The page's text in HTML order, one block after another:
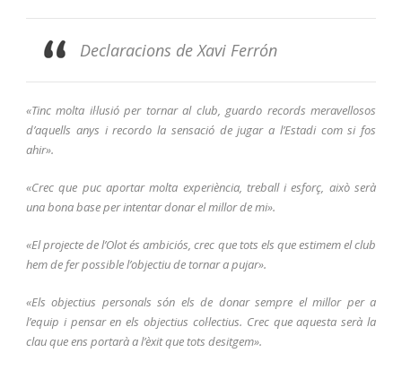
Declaracions de Xavi Ferrón
«Tinc molta il·lusió per tornar al club, guardo records meravellosos
d’aquells anys i recordo la sensació de jugar a l’Estadi com si fos
ahir».
«Crec que puc aportar molta experiència, treball i esforç, això serà
una bona base per intentar donar el millor de mi».
«El projecte de l’Olot és ambiciós, crec que tots els que estimem el club
hem de fer possible l’objectiu de tornar a pujar».
«Els objectius personals són els de donar sempre el millor per a
l’equip i pensar en els objectius col·lectius. Crec que aquesta serà la
clau que ens portarà a l’èxit que tots desitgem».